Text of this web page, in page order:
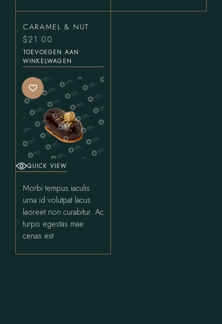
CARAMEL & NUT
$21.00
TOEVOEGEN AAN
WINKELWAGEN
QUICK VIEW
Morbi tempus iaculis
urna id volutpat lacus
laoreet non curabitur. Ac
turpis egestas mae
cenas est